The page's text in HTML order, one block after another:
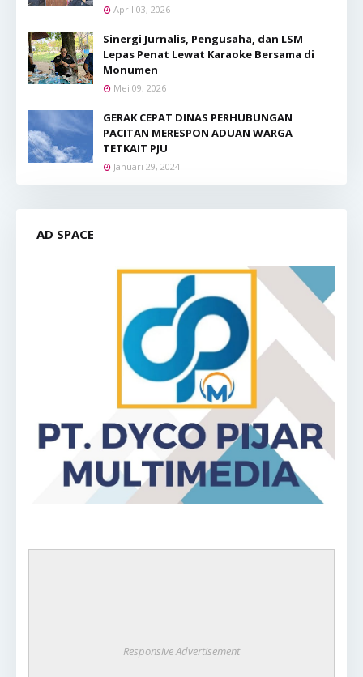
April 03, 2026
Sinergi Jurnalis, Pengusaha, dan LSM
Lepas Penat Lewat Karaoke Bersama di
Monumen
Mei 09, 2026
GERAK CEPAT DINAS PERHUBUNGAN
PACITAN MERESPON ADUAN WARGA
TETKAIT PJU
Januari 29, 2024
AD SPACE
Responsive Advertisement